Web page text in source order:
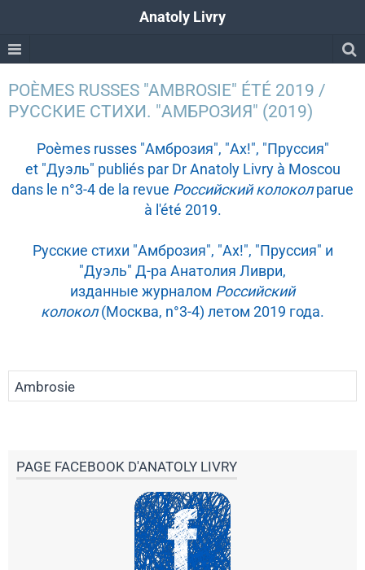
Anatoly Livry
POÈMES RUSSES "AMBROSIE" ÉTÉ 2019 /
РУССКИЕ СТИХИ. "АМБРОЗИЯ" (2019)
Poèmes russes "Амброзия", "Ах!", "Пруссия"
et "Дуэль" publiés par Dr Anatoly Livry à Moscou
dans le n°3-4 de la revue Российский колоколparue
à l'été 2019.
Русские стихи "Амброзия", "Ах!", "Пруссия" и
"Дуэль" Д-ра Анатолия Ливри,
изданные журналом Российский
колокол(Москва, n°3-4) летом 2019 года.
Ambrosie
PAGE FACEBOOK D'ANATOLY LIVRY